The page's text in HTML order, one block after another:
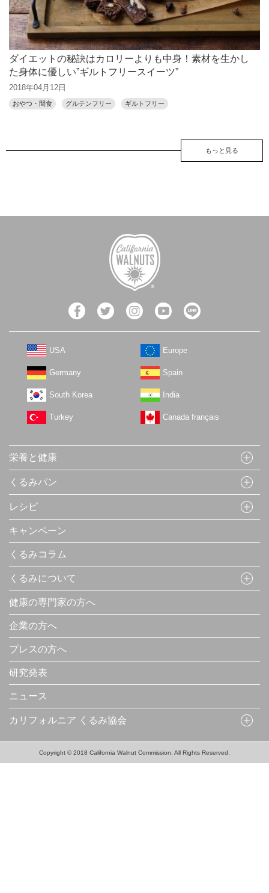
ダイエットの秘訣はカロリーよりも中身！素材を生かし
た身体に優しい”ギルトフリースイーツ”
2018年04月12日
おやつ・間食 グルテンフリー ギルトフリー
もっと見る
USA Europe
Germany Spain
South Korea India
Turkey Canada français
栄養と健康
くるみパン
レシピ
キャンペーン
くるみコラム
くるみについて
健康の専門家の方へ
企業の方へ
プレスの方へ
研究発表
ニュース
カリフォルニア くるみ協会
Copyright © 2018 California Walnut Commission. All Rights Reserved.